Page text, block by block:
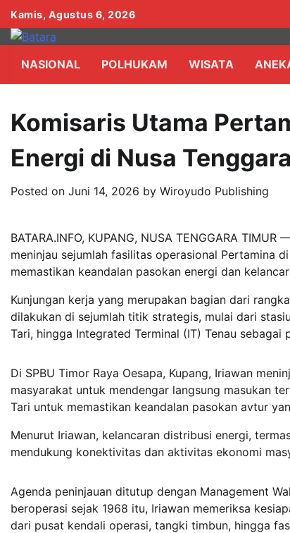
Skip
to
content
Kamis, Agustus 6, 2026
NASIONAL POLHUKAM WISATA
Komisaris Utama
Energi di Nusa
Posted on Juni 14, 2026 by Wiroyudo Publishing
BATARA.INFO, KUPANG, NUSA TENGGARA
meninjau sejumlah fasilitas operasional Pertamina
memastikan keandalan pasokan energi dan
Kunjungan kerja yang merupakan bagian dari
dilakukan di sejumlah titik strategis, mulai dari
Tari, hingga Integrated Terminal (IT) Tenau
Di SPBU Timor Raya Oesapa, Kupang, Iriawan
masyarakat untuk mendengar langsung masukan
Tari untuk memastikan keandalan pasokan avtur
Menurut Iriawan, kelancaran distribusi energi,
mendukung konektivitas dan aktivitas ekonomi
Agenda peninjauan ditutup dengan Management
beroperasi sejak 1968 itu, Iriawan memeriksa
dari pusat kendali operasi, tangki timbun, hingga